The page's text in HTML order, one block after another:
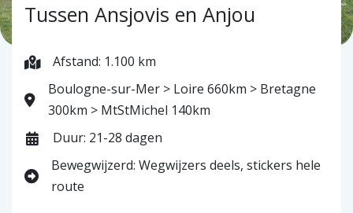
Tussen Ansjovis en Anjou
Afstand: 1.100 km
Boulogne-sur-Mer > Loire 660km > Bretagne
300km > MtStMichel 140km
Duur: 21-28 dagen
Bewegwijzerd: Wegwijzers deels, stickers hele
route